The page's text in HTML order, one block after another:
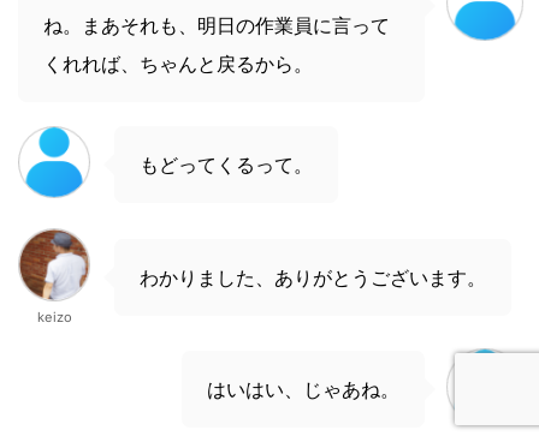
ね。まあそれも、明日の作業員に言って
くれれば、ちゃんと戻るから。
もどってくるって。
keizo
わかりました、ありがとうございます。
はいはい、じゃあね。